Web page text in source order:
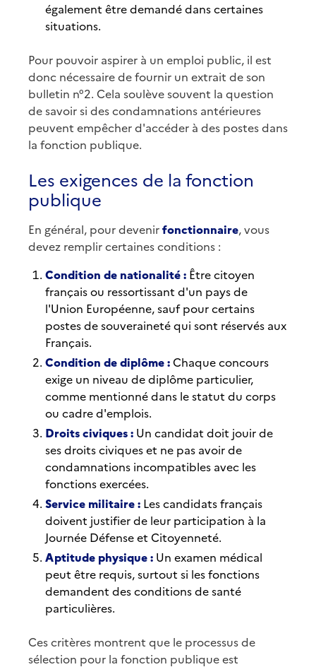
également être demandé dans certaines
situations.
Pour pouvoir aspirer à un emploi public, il est
donc nécessaire de fournir un extrait de son
bulletin n°2. Cela soulève souvent la question
de savoir si des condamnations antérieures
peuvent empêcher d'accéder à des postes dans
la fonction publique.
Les exigences de la fonction
publique
En général, pour devenirfonctionnaire, vous
devez remplir certaines conditions :
Condition de nationalité : Être citoyen
français ou ressortissant d'un pays de
l'Union Européenne, sauf pour certains
postes de souveraineté qui sont réservés aux
Français.
Condition de diplôme :Chaque concours
exige un niveau de diplôme particulier,
comme mentionné dans le statut du corps
ou cadre d'emplois.
Droits civiques : Un candidat doit jouir de
ses droits civiques et ne pas avoir de
condamnations incompatibles avec les
fonctions exercées.
Service militaire : Les candidats français
doivent justifier de leur participation à la
Journée Défense et Citoyenneté.
Aptitude physique : Un examen médical
peut être requis, surtout si les fonctions
demandent des conditions de santé
particulières.
Ces critères montrent que le processus de
sélection pour la fonction publique est